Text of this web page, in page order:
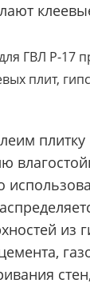
ГВЛ Р-17
плит,
из